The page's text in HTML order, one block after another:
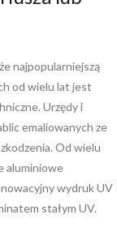
najpopularniejszą
od wielu lat jest
Urzędy i
emaliowanych ze
Od wielu
aluminiowe
wydruk UV
stałym UV.